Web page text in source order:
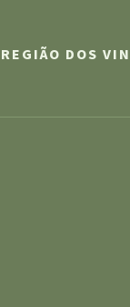
DOS